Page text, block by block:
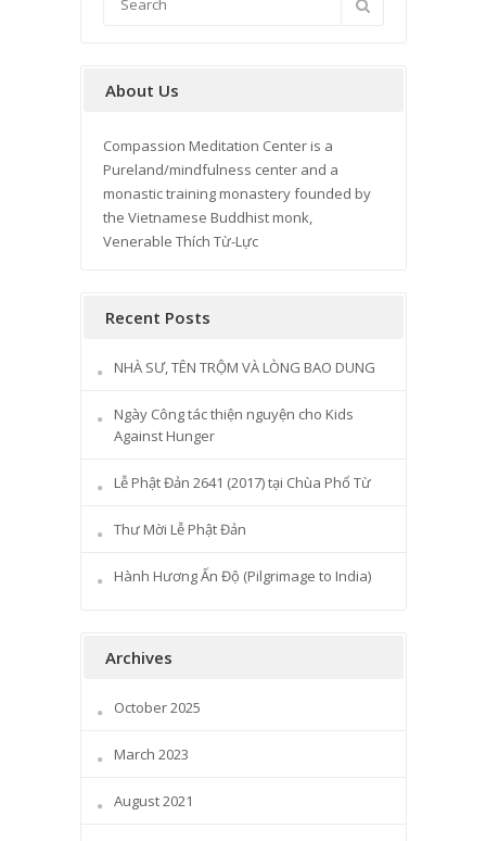
About Us
Compassion Meditation Center is a
Pureland/mindfulness center and a
monastic training monastery founded by
the Vietnamese Buddhist monk,
Venerable Thích Từ-Lực
Recent Posts
NHÀ SƯ, TÊN TRỘM VÀ LÒNG BAO DUNG
Ngày Công tác thiện nguyện cho Kids
Against Hunger
Lễ Phật Đản 2641 (2017) tại Chùa Phổ Từ
Thư Mời Lễ Phật Đản
Hành Hương Ấn Độ (Pilgrimage to India)
Archives
October 2025
March 2023
August 2021